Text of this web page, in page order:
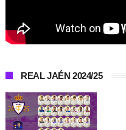
REAL JAÉN 2024/25